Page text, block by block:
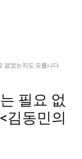
없었는지도 모릅니다.
필요 없
김동민의